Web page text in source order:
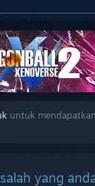
untuk
yang